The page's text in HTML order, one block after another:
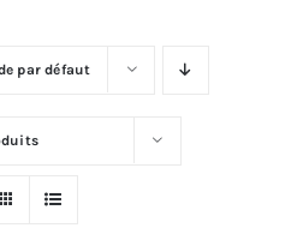
par défaut